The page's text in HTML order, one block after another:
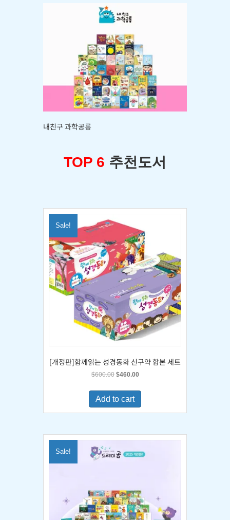
내친구 과학공룡
TOP 6 추천도서
Sale!
[개정판]함께읽는 성경동화 신구약 합본 세트
$600.00 Original
was:
$600.00.
$460.00Current
is:
Add to cart
Sale!